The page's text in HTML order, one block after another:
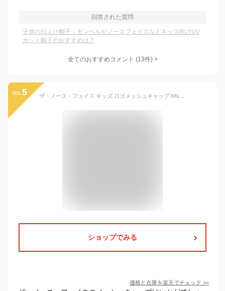
回答された質問
子供の日よけ帽子｜モンベルやノースフェイスなどキッズ向けUV
カット帽子のおすすめは？
全てのおすすめコメント (13件) >
no. 5 ザ・ノース・フェイス キッズ ロゴメッシュキャップ NNJ02409-NNJ02303 THE NORTH FACE【50〜56cm】 キッズ 子供 小学生 帽子 キャップ 日よけ 定番 UN GA NT TP Z ネイビー グリーン パープル グレー
ショップでみる
価格と在庫を楽天でチェック >>